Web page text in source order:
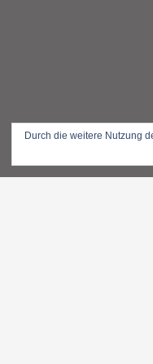
Durch die weitere Nutzung